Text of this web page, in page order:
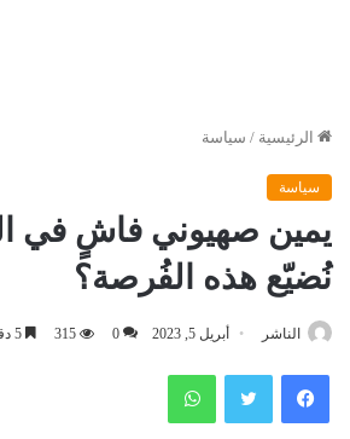
الرئيسية / سياسة
سياسة
يمين صهيوني فاشٍ في
نُضيّع هذه الفُرصة؟
الناشر أبريل 5, 2023 0
315
فيسبوك تويتر واتساب